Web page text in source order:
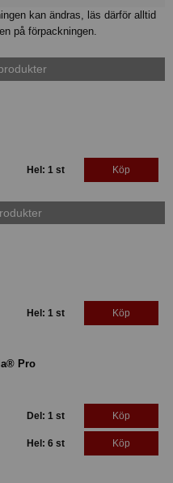
kan ändras, läs därför alltid
på förpackningen.
Hel: 1 st Köp
Hel: 1 st Köp
Pro
Del: 1 st Köp
Hel: 6 st Köp